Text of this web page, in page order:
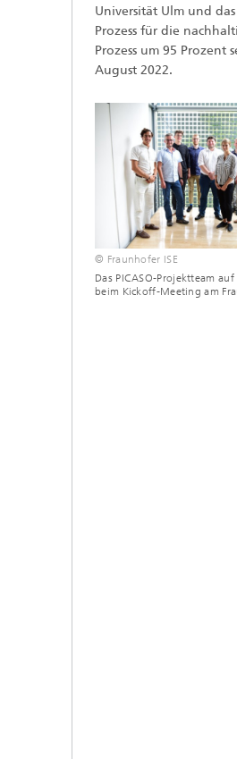
2
Universität Ulm und
Prozess für die
Prozess um 95
August 2022.
© Fraunhofer ISE
Das PICASO-Projektteam
beim Kickoff-Meeting am